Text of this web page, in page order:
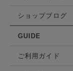
ショップブログ
GUIDE
ご利用ガイド